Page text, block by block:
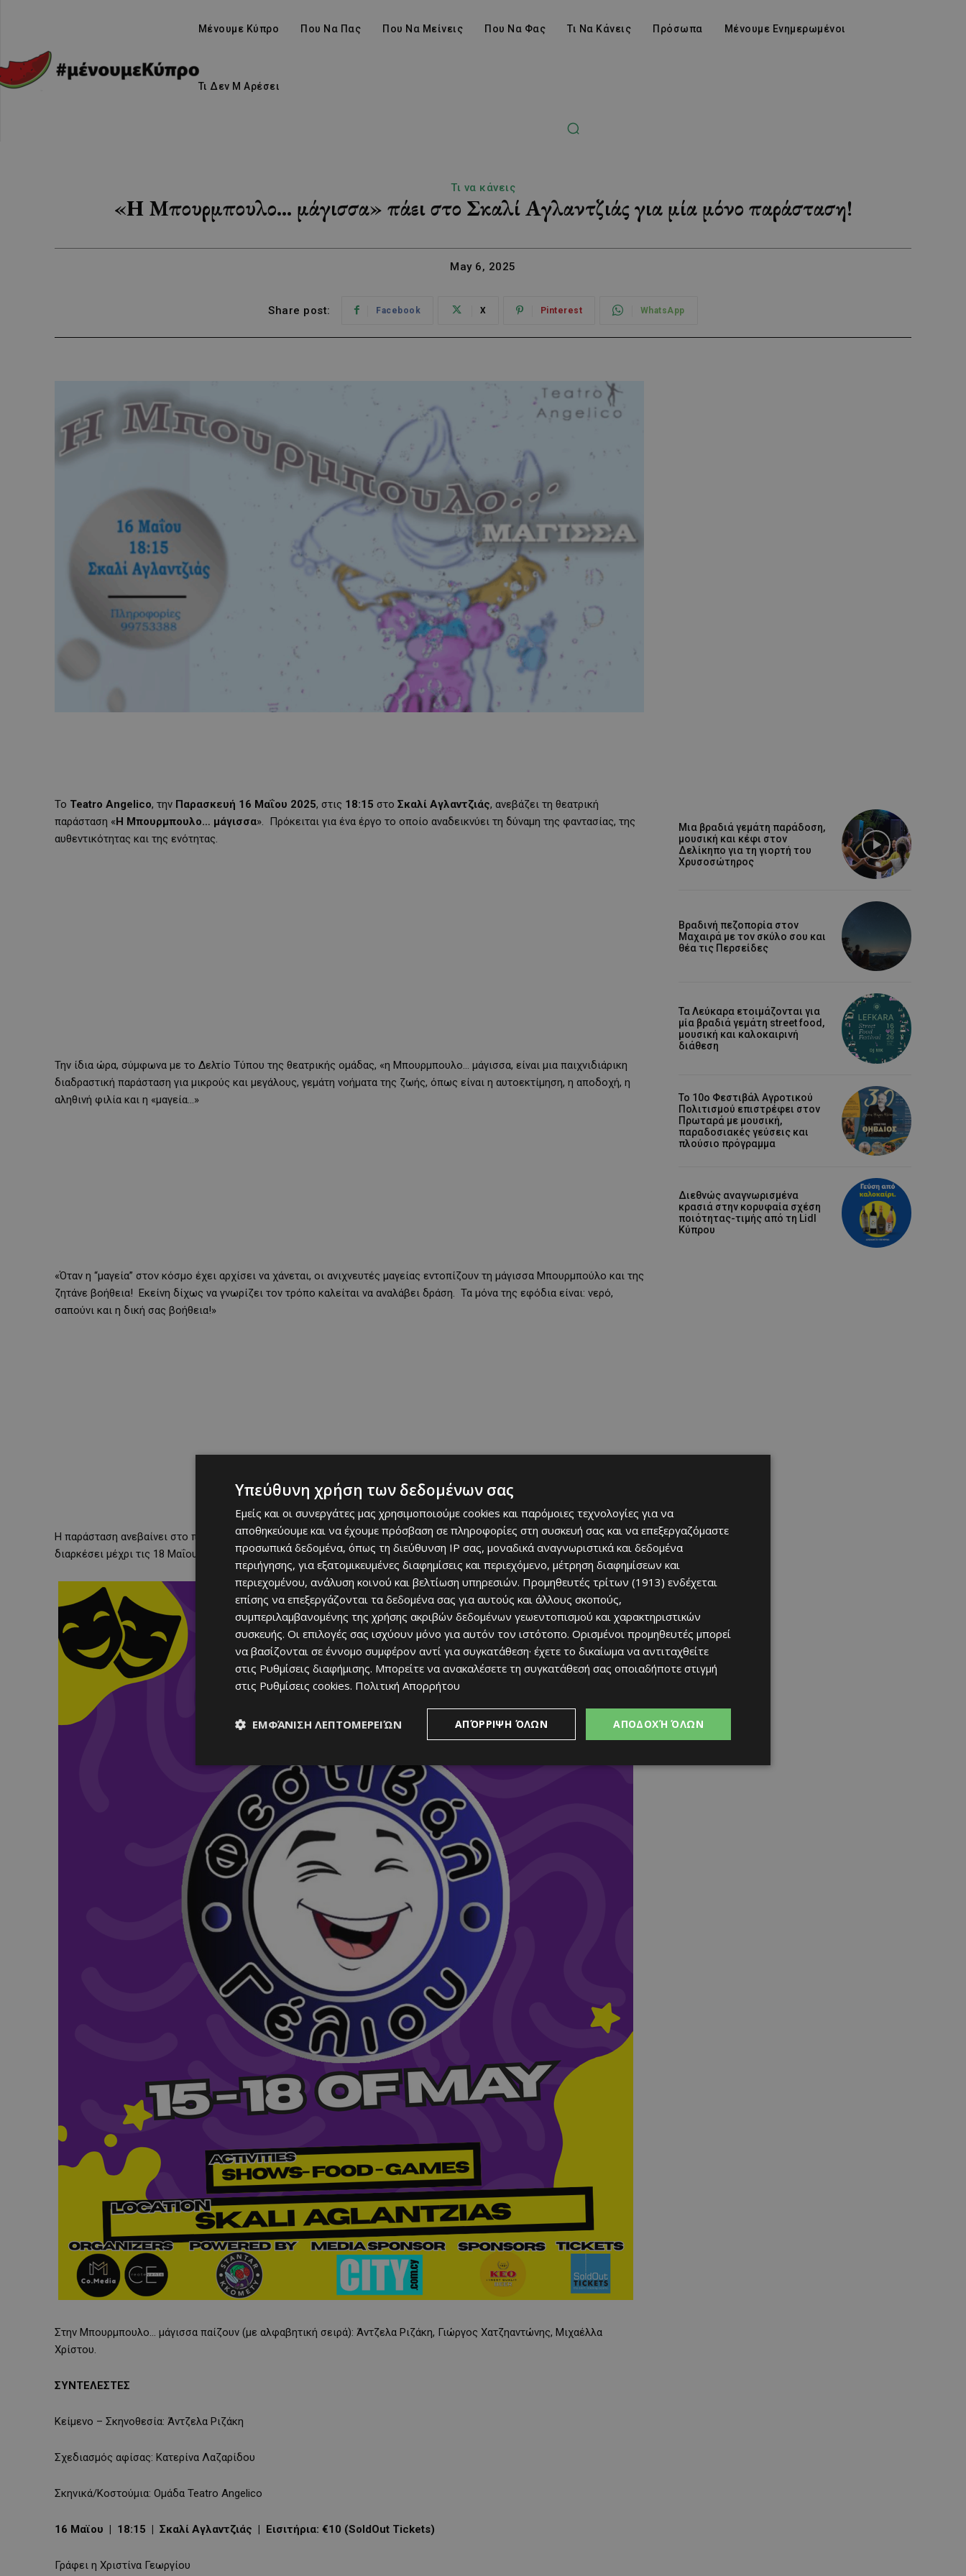
Μένουμε Κύπρο Που Να Πας Που Να Μείνεις Που Να Φας Τι Να Κάνεις Πρόσωπα Μένουμε Ενημερωμένοι
Τι Δεν Μ Αρέσει
Τι να κάνεις
«Η Μπουρμπουλο… μάγισσα» πάει στο Σκαλί Αγλαντζιάς για μία μόνο παράσταση!
May 6, 2025
Share post: Facebook X Pinterest WhatsApp
Το Teatro Angelico, την Παρασκευή 16 Μαΐου 2025, στις 18:15 στο Σκαλί Αγλαντζιάς, ανεβάζει τη θεατρική
παράσταση «Η Μπουρμπουλο… μάγισσα». Πρόκειται για ένα έργο το οποίο αναδεικνύει τη δύναμη της φαντασίας, της
αυθεντικότητας και της ενότητας.
Την ίδια ώρα, σύμφωνα με το Δελτίο Τύπου της θεατρικής ομάδας, «η Μπουρμπουλο… μάγισσα, είναι μια παιχνιδιάρικη
διαδραστική παράσταση για μικρούς και μεγάλους, γεμάτη νοήματα της ζωής, όπως είναι η αυτοεκτίμηση, η αποδοχή, η
αληθινή φιλία και η «μαγεία…»
«Όταν η “μαγεία” στον κόσμο έχει αρχίσει να χάνεται, οι ανιχνευτές μαγείας εντοπίζουν τη μάγισσα Μπουρμπούλο και της
ζητάνε βοήθεια! Εκείνη δίχως να γνωρίζει τον τρόπο καλείται να αναλάβει δράση. Τα μόνα της εφόδια είναι: νερό,
σαπούνι και η δική σας βοήθεια!»
Η παράσταση ανεβαίνει στο πλαίσιο τουΦεστιβάλ Γέλιουστην Αγλαντζιά, το οποίο ξεκίνησε από τις 15 Μαΐου και θα
διαρκέσει μέχρι τις 18 Μαΐου.
Στην Μπουρμπουλο… μάγισσα παίζουν (με αλφαβητική σειρά): Άντζελα Ριζάκη, Γιώργος Χατζηαντώνης, Μιχαέλλα
Χρίστου.
ΣΥΝΤΕΛΕΣΤΕΣ
Κείμενο – Σκηνοθεσία: Άντζελα Ριζάκη
Σχεδιασμός αφίσας: Κατερίνα Λαζαρίδου
Σκηνικά/Κοστούμια: Ομάδα Teatro Angelico
16 Μαϊου | 18:15 | Σκαλί Αγλαντζιάς | Εισιτήρια: €10 (SoldOut Tickets)
Γράφει η Χριστίνα Γεωργίου
Μια βραδιά γεμάτη παράδοση,
μουσική και κέφι στον
Δελίκηπο για τη γιορτή του
Χρυσοσώτηρος
Βραδινή πεζοπορία στον
Μαχαιρά με τον σκύλο σου και
θέα τις Περσείδες
Τα Λεύκαρα ετοιμάζονται για
μία βραδιά γεμάτη street food,
μουσική και καλοκαιρινή
διάθεση
Το 10ο Φεστιβάλ Αγροτικού
Πολιτισμού επιστρέφει στον
Πρωταρά με μουσική,
παραδοσιακές γεύσεις και
πλούσιο πρόγραμμα
Διεθνώς αναγνωρισμένα
κρασιά στην κορυφαία σχέση
ποιότητας-τιμής από τη Lidl
Κύπρου
Υπεύθυνη χρήση των δεδομένων σας
Εμείς και οι συνεργάτες μας χρησιμοποιούμε cookies και παρόμοιες τεχνολογίες για να
αποθηκεύουμε και να έχουμε πρόσβαση σε πληροφορίες στη συσκευή σας και να επεξεργαζόμαστε
προσωπικά δεδομένα, όπως τη διεύθυνση IP σας, μοναδικά αναγνωριστικά και δεδομένα
περιήγησης, για εξατομικευμένες διαφημίσεις και περιεχόμενο, μέτρηση διαφημίσεων και
περιεχομένου, ανάλυση κοινού και βελτίωση υπηρεσιών. Προμηθευτές τρίτων (1913) ενδέχεται
επίσης να επεξεργάζονται τα δεδομένα σας για αυτούς και άλλους σκοπούς,
συμπεριλαμβανομένης της χρήσης ακριβών δεδομένων γεωεντοπισμού και χαρακτηριστικών
συσκευής. Οι επιλογές σας ισχύουν μόνο για αυτόν τον ιστότοπο. Ορισμένοι προμηθευτές μπορεί
να βασίζονται σε έννομο συμφέρον αντί για συγκατάθεση· έχετε το δικαίωμα να αντιταχθείτε
στις Ρυθμίσεις διαφήμισης. Μπορείτε να ανακαλέσετε τη συγκατάθεσή σας οποιαδήποτε στιγμή
στις Ρυθμίσεις cookies. Πολιτική Απορρήτου
ΑΠΟΔΟΧΉ ΌΛΩΝ
ΑΠΌΡΡΙΨΗ ΌΛΩΝ
ΕΜΦΆΝΙΣΗ ΛΕΠΤΟΜΕΡΕΙΏΝ